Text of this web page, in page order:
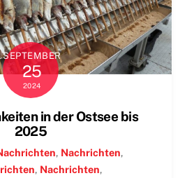
SEPTEMBER
25
2024
in der Ostsee bis
2025
, Nachrichten,
, Nachrichten,